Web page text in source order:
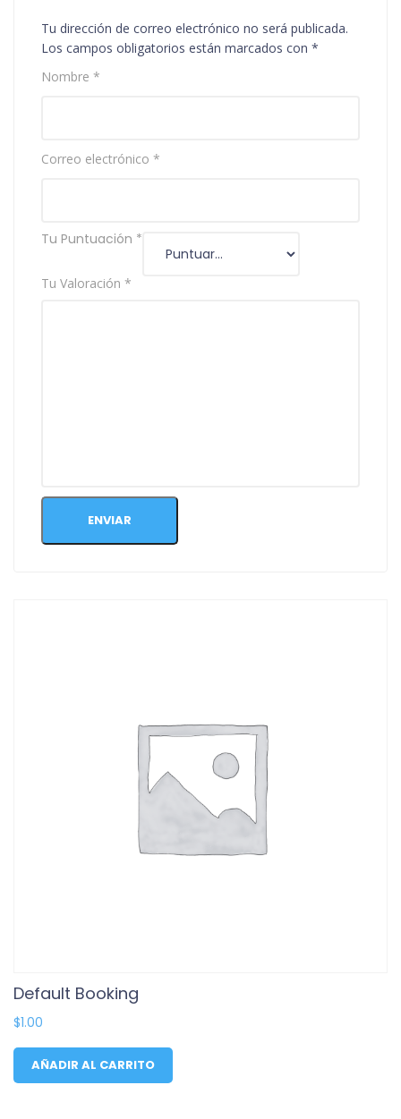
Tu dirección de correo electrónico no será publicada.
Los campos obligatorios están marcados con *
Nombre *
Correo electrónico *
Tu Puntuación *
Tu Valoración *
Default Booking
$1.00
AÑADIR AL CARRITO